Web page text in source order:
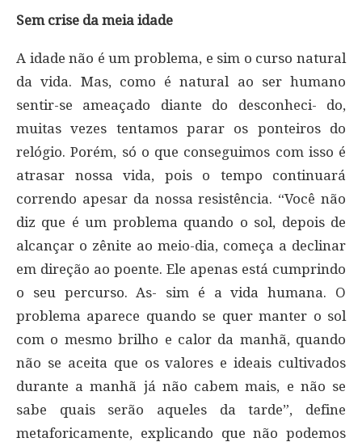
Sem crise da meia idade
A idade não é um problema, e sim o curso natural
da vida. Mas, como é natural ao ser humano
sentir-se ameaçado diante do desconheci- do,
muitas vezes tentamos parar os ponteiros do
relógio. Porém, só o que conseguimos com isso é
atrasar nossa vida, pois o tempo continuará
correndo apesar da nossa resistência. “Você não
diz que é um problema quando o sol, depois de
alcançar o zênite ao meio-dia, começa a declinar
em direção ao poente. Ele apenas está cumprindo
o seu percurso. As- sim é a vida humana. O
problema aparece quando se quer manter o sol
com o mesmo brilho e calor da manhã, quando
não se aceita que os valores e ideais cultivados
durante a manhã já não cabem mais, e não se
sabe quais serão aqueles da tarde”, define
metaforicamente, explicando que não podemos